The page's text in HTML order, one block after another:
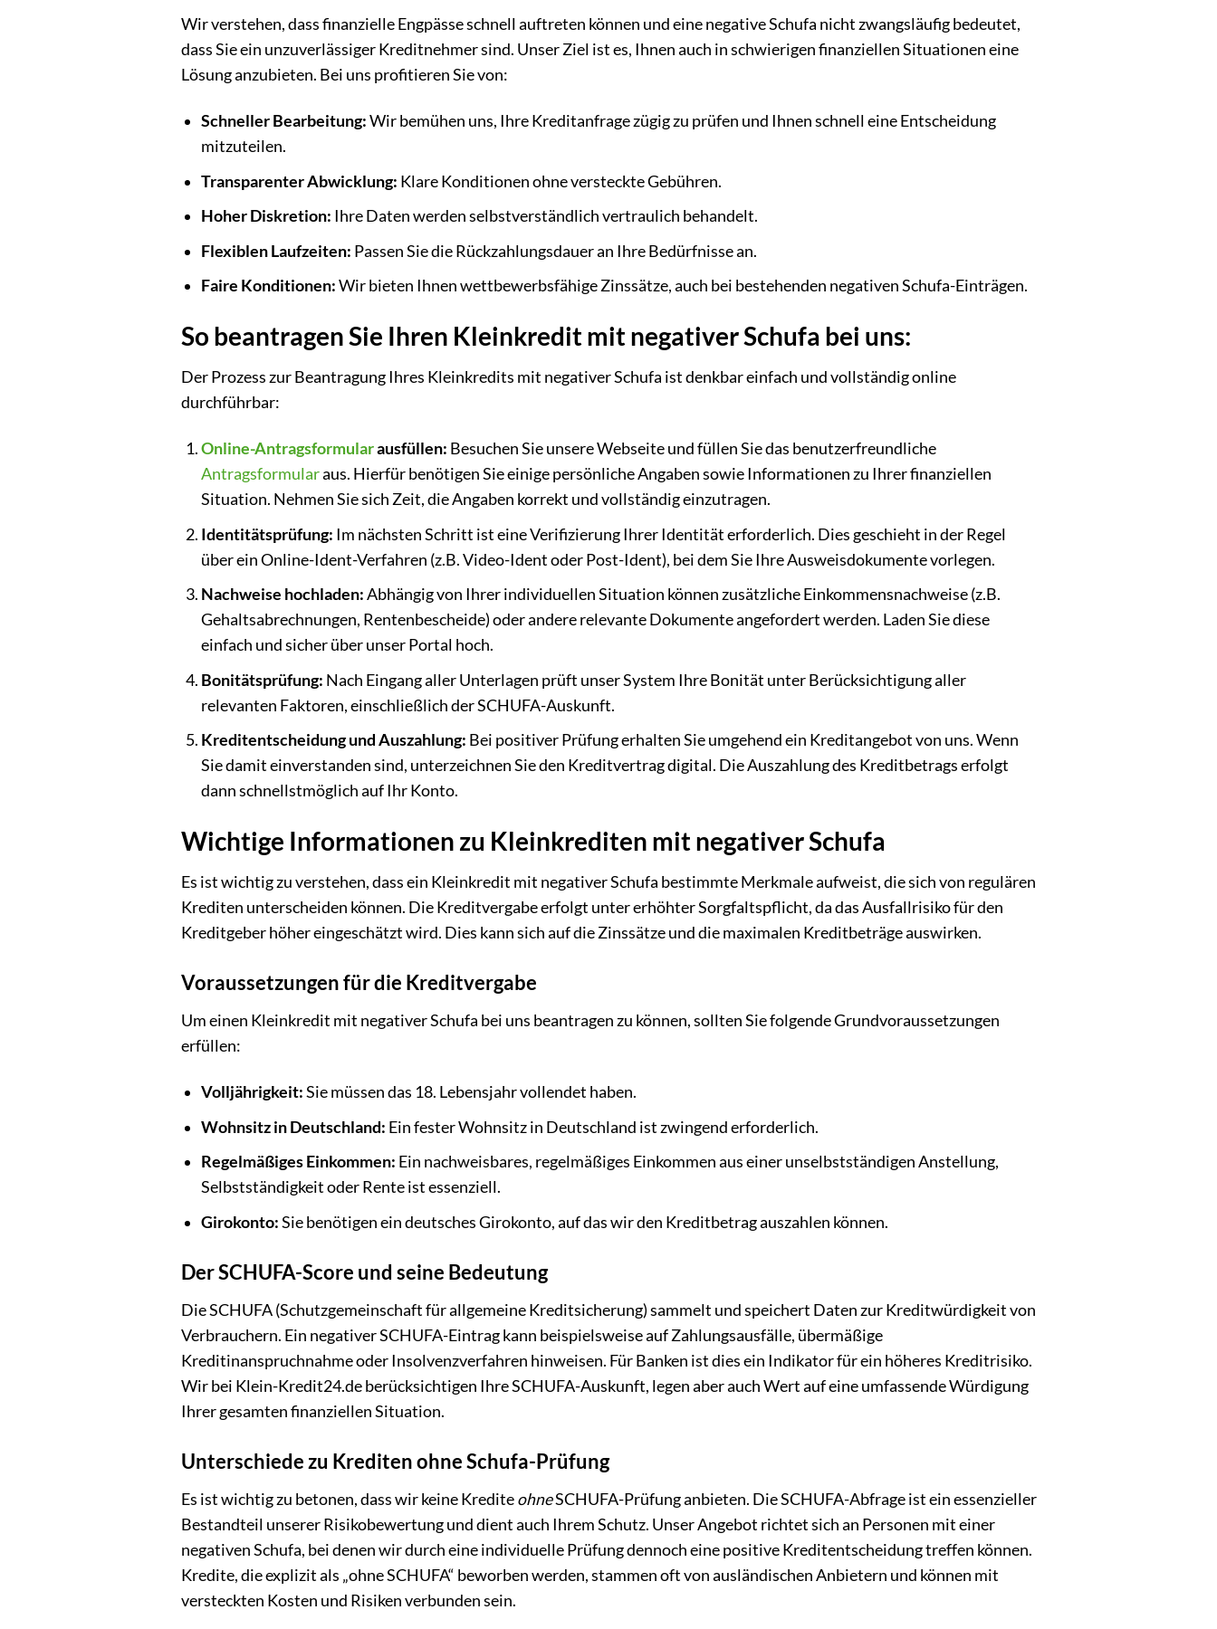
Wir verstehen, dass finanzielle Engpässe schnell auftreten können und eine negative Schufa nicht zwangsläufig bedeutet,
dass Sie ein unzuverlässiger Kreditnehmer sind. Unser Ziel ist es, Ihnen auch in schwierigen finanziellen Situationen eine
Lösung anzubieten. Bei uns profitieren Sie von:
Schneller Bearbeitung:Wir bemühen uns, Ihre Kreditanfrage zügig zu prüfen und Ihnen schnell eine Entscheidung
mitzuteilen.
Transparenter Abwicklung: Klare Konditionen ohne versteckte Gebühren.
Hoher Diskretion: Ihre Daten werden selbstverständlich vertraulich behandelt.
Flexiblen Laufzeiten: Passen Sie die Rückzahlungsdauer an Ihre Bedürfnisse an.
Faire Konditionen:Wir bieten Ihnen wettbewerbsfähige Zinssätze, auch bei bestehenden negativen Schufa-Einträgen.
So beantragen Sie Ihren Kleinkredit mit negativer Schufa bei uns:
Der Prozess zur Beantragung Ihres Kleinkredits mit negativer Schufa ist denkbar einfach und vollständig online
durchführbar:
Online-Antragsformularausfüllen: Besuchen Sie unsere Webseite und füllen Sie das benutzerfreundliche
Antragsformularaus. Hierfür benötigen Sie einige persönliche Angaben sowie Informationen zu Ihrer finanziellen
Situation. Nehmen Sie sich Zeit, die Angaben korrekt und vollständig einzutragen.
Identitätsprüfung: Im nächsten Schritt ist eine Verifizierung Ihrer Identität erforderlich. Dies geschieht in der Regel
über ein Online-Ident-Verfahren (z.B. Video-Ident oder Post-Ident), bei dem Sie Ihre Ausweisdokumente vorlegen.
Nachweise hochladen:Abhängig von Ihrer individuellen Situation können zusätzliche Einkommensnachweise (z.B.
Gehaltsabrechnungen, Rentenbescheide) oder andere relevante Dokumente angefordert werden. Laden Sie diese
einfach und sicher über unser Portal hoch.
Bonitätsprüfung: Nach Eingang aller Unterlagen prüft unser System Ihre Bonität unter Berücksichtigung aller
relevanten Faktoren, einschließlich der SCHUFA-Auskunft.
Kreditentscheidung und Auszahlung: Bei positiver Prüfung erhalten Sie umgehend ein Kreditangebot von uns. Wenn
Sie damit einverstanden sind, unterzeichnen Sie den Kreditvertrag digital. Die Auszahlung des Kreditbetrags erfolgt
dann schnellstmöglich auf Ihr Konto.
Wichtige Informationen zu Kleinkrediten mit negativer Schufa
Es ist wichtig zu verstehen, dass ein Kleinkredit mit negativer Schufa bestimmte Merkmale aufweist, die sich von regulären
Krediten unterscheiden können. Die Kreditvergabe erfolgt unter erhöhter Sorgfaltspflicht, da das Ausfallrisiko für den
Kreditgeber höher eingeschätzt wird. Dies kann sich auf die Zinssätze und die maximalen Kreditbeträge auswirken.
Voraussetzungen für die Kreditvergabe
Um einen Kleinkredit mit negativer Schufa bei uns beantragen zu können, sollten Sie folgende Grundvoraussetzungen
erfüllen:
Volljährigkeit:Sie müssen das 18. Lebensjahr vollendet haben.
Wohnsitz in Deutschland: Ein fester Wohnsitz in Deutschland ist zwingend erforderlich.
Regelmäßiges Einkommen: Ein nachweisbares, regelmäßiges Einkommen aus einer unselbstständigen Anstellung,
Selbstständigkeit oder Rente ist essenziell.
Girokonto:Sie benötigen ein deutsches Girokonto, auf das wir den Kreditbetrag auszahlen können.
Der SCHUFA-Score und seine Bedeutung
Die SCHUFA (Schutzgemeinschaft für allgemeine Kreditsicherung) sammelt und speichert Daten zur Kreditwürdigkeit von
Verbrauchern. Ein negativer SCHUFA-Eintrag kann beispielsweise auf Zahlungsausfälle, übermäßige
Kreditinanspruchnahme oder Insolvenzverfahren hinweisen. Für Banken ist dies ein Indikator für ein höheres Kreditrisiko.
Wir bei Klein-Kredit24.de berücksichtigen Ihre SCHUFA-Auskunft, legen aber auch Wert auf eine umfassende Würdigung
Ihrer gesamten finanziellen Situation.
Unterschiede zu Krediten ohne Schufa-Prüfung
Es ist wichtig zu betonen, dass wir keine KrediteohneSCHUFA-Prüfung anbieten. Die SCHUFA-Abfrage ist ein essenzieller
Bestandteil unserer Risikobewertung und dient auch Ihrem Schutz. Unser Angebot richtet sich an Personen mit einer
negativen Schufa, bei denen wir durch eine individuelle Prüfung dennoch eine positive Kreditentscheidung treffen können.
Kredite, die explizit als „ohne SCHUFA“ beworben werden, stammen oft von ausländischen Anbietern und können mit
versteckten Kosten und Risiken verbunden sein.